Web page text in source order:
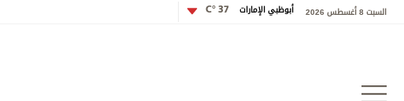
السبت 8 أغسطس 2026 أبوظبي الإمارات 37 °C